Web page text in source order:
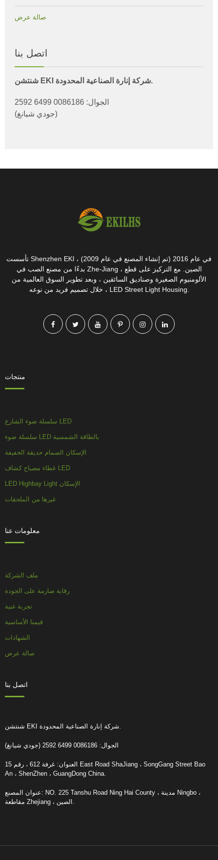
صالة عرض
اتصل بنا
شنتشن EKI شركة إنارة الصناعية المحدودة.
الجوال: 0086186 6499 2592
(جودي شيانغ)
تأسست Shenzhen EKI في عام 2016 (تم إنشاء المصنع في عام 2009) ،
بدءًا من مصنع الصب في Zhe-Jiang ، الصين. مع التركيز على قطع
الألومنيوم الصغيرة وصناديق السائقين ، وبعد تطوير السوق العالمية من
خلال تصميم فريد من نوعه ، LED Street Light Housing.
منتجات
سلسلة ضوء الشارع LED
سلسلة ضوء LED بالطاقة الشمسية
الإسكان الصمام حديقة الخفيفة
غطاء مصباح كشاف LED
LED Highbay Light الإسكان
غيرها من الملحقات
معلومات عنا
ملف الشركة
رقابة صارمة على الجودة
تجربة غنية
قيمنا الأساسية
الشهادات
صالة عرض
اتصل بنا
شنتشن EKI شركة إنارة الصناعية المحدودة.
الجوال: 0086186 6499 2592 (جودي شيانغ)
العنوان: غرفة 612 ، رقم 15 East Road ShaJiang ، SongGang Street Bao
An ، ShenZhen ، GuangDong China.
عنوان المصنع: NO. 225 Tanshu Road Ning Hai County ، مدينة Ningbo ،
مقاطعة Zhejiang ، الصين.